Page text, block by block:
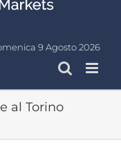
9 Agosto 2026
al Torino